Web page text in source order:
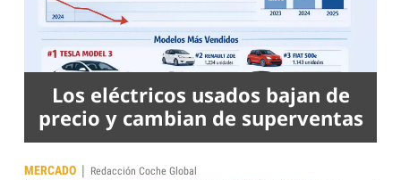
Los eléctricos usados bajan de
precio y cambian de superventas
MERCADO | Redacción Coche Global